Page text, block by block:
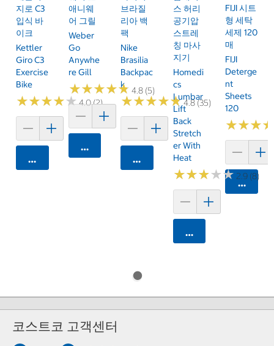
지로 C3
입식 바
이크
Kettler
Giro C3
Exercise
Bike
★★★★★
★★★★★4.0 (2)
카트에 담기
애니웨
어 그릴
Weber
Go
Anywhe
Re Gill
★★★★★
★★★★★ 4.8 (5)
카트에 담기
브라질
리아 백
팩
Nike
Brasilia
Backpac
K
★★★★★
★★★★★4.8 (35)
카트에 담기
스 허리
공기압
스트레
칭 마사
지기
Homedi
Cs
Lumbar
Lift
Back
Stretch
Er With
Heat
★★★★★
★★★★★2.9 (8)
카트에 담기
FIJI 시트
형 세탁
세제 120
매
FIJI
Deterge
Nt
Sheets
120
★★★
★★★
카트에
코스트코 고객센터